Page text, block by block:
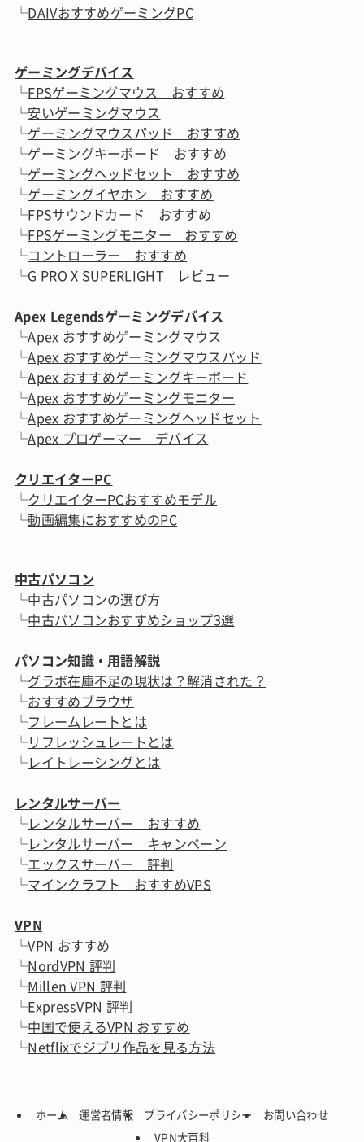
└DAIVおすすめゲーミングPC
ゲーミングデバイス
└FPSゲーミングマウス おすすめ
└安いゲーミングマウス
└ゲーミングマウスパッド おすすめ
└ゲーミングキーボード おすすめ
└ゲーミングヘッドセット おすすめ
└ゲーミングイヤホン おすすめ
└FPSサウンドカード おすすめ
└FPSゲーミングモニター おすすめ
└コントローラー おすすめ
└G PRO X SUPERLIGHT レビュー
Apex Legendsゲーミングデバイス
└Apex おすすめゲーミングマウス
└Apex おすすめゲーミングマウスパッド
└Apex おすすめゲーミングキーボード
└Apex おすすめゲーミングモニター
└Apex おすすめゲーミングヘッドセット
└Apex プロゲーマー デバイス
クリエイターPC
└クリエイターPCおすすめモデル
└動画編集におすすめのPC
中古パソコン
└中古パソコンの選び方
└中古パソコンおすすめショップ3選
パソコン知識・用語解説
└グラボ在庫不足の現状は？解消された？
└おすすめブラウザ
└フレームレートとは
└リフレッシュレートとは
└ レイトレーシングとは
レンタルサーバー
└ レンタルサーバー おすすめ
└ レンタルサーバー キャンペーン
└エックスサーバー 評判
└マインクラフト おすすめVPS
VPN
└VPN おすすめ
└NordVPN 評判
└Millen VPN 評判
└ExpressVPN 評判
└中国で使えるVPN おすすめ
└Netflixでジブリ作品を見る方法
ホーム 運営者情報 プライバシーポリシー
お問い合わせ
VPN大百科